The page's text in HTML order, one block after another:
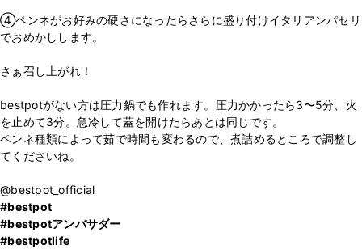
④ペンネがお好みの硬さになったらさらに盛り付けイタリアンパセリ
でおめかしします。
さぁ召し上がれ！
bestpotがない方は圧力鍋でも作れます。圧力かかったら3〜5分、火
を止めて3分。急冷して蓋を開けたらあとは同じです。
ペンネ種類によって茹で時間も変わるので、煮詰めるところで調整し
てくださいね。
#bestpot
#bestpotアンバサダー
#bestpotlife